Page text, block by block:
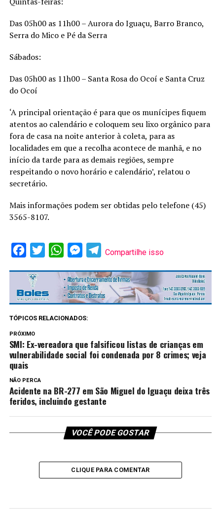
Das 05h00 as 11h00 – Aurora do Iguaçu, Barro Branco,
Serra do Mico e Pé da Serra
Sábados:
Das 05h00 as 11h00 – Santa Rosa do Ocoí e Santa Cruz
do Ocoí
‘A principal orientação é para que os munícipes fiquem
atentos ao calendário e coloquem seulixo orgânico para
fora de casa na noite anterior à coleta, para as
localidades em que a recolha acontece de manhã, e no
início da tarde para as demais regiões, sempre
respeitando o novo horárioe calendário’, relatou o
secretário.
Mais informaçõespodem ser obtidas pelo telefone (45)
3565-8107.
Facebook
Twitter WhatsAppMessenger
Telegram
Compartilhe isso
TÓPICOS RELACIONADOS:
PRÓXIMO
SMI: Ex-vereadora que falsificou listas de crianças em
vulnerabilidade social foi condenada por 8 crimes; veja
quais
NÃO PERCA
Acidente na BR-277 em São Miguel do Iguaçu deixa três
feridos, incluindo gestante
VOCÊ PODE GOSTAR
CLIQUE PARA COMENTAR